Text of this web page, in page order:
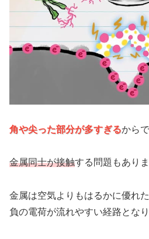
角や尖った部分が多すぎるからで
金属同士が接触する問題もありま
金属は空気よりもはるかに優れ
負の電荷が流れやすい経路となり